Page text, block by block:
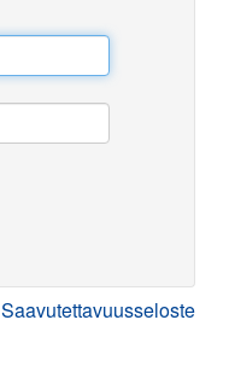
Saavutettavuusseloste